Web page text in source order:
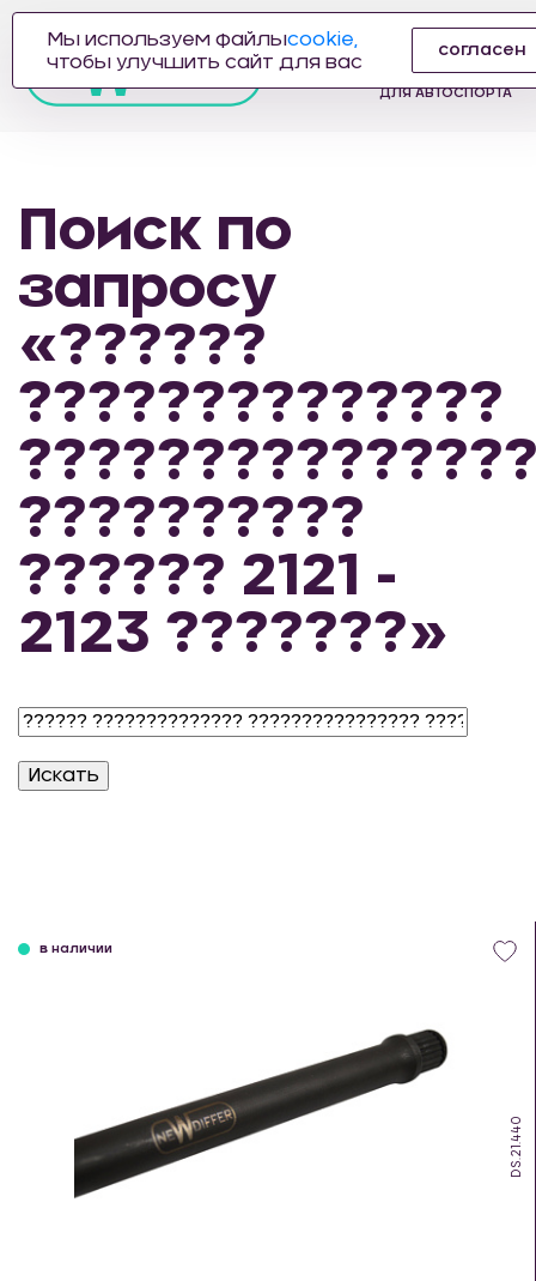
ПРОИЗВОДИТЕЛЬ
АВТОЗАПЧАСТЕЙ
ДЛЯ АВТОСПОРТА
Поиск по
запросу
«??????
??????????????
??????????
?????? 2121 -
2123 ???????»
DS.21.440
в наличии
Мы используем файлыcookie,
чтобы улучшить сайт для вас
согласен